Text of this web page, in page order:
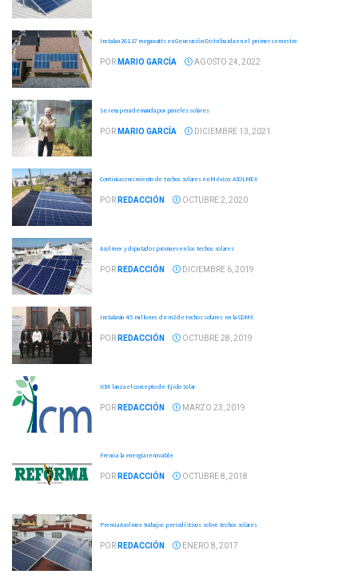
Instalan 261.17 megawatts en Generación Distribuida en el primer semestre
POR MARIO GARCÍA AGOSTO 24, 2022
Se recupera demanda por paneles solares
POR MARIO GARCÍA DICIEMBRE 13, 2021
Continúa crecimiento de techos solares en México: ASOLMEX
POR REDACCIÓN OCTUBRE 2, 2020
Asolmex y diputados promueven los techos solares
POR REDACCIÓN DICIEMBRE 6, 2019
Instalarán 4.5 millones de m2 de techos solares en la CDMX
POR REDACCIÓN OCTUBRE 28, 2019
ICM lanza el concepto de Ejido Solar
POR REDACCIÓN MARZO 23, 2019
Freno a la energía renovable
POR REDACCIÓN OCTUBRE 8, 2018
Premia Asolmex trabajos periodísticos sobre techos solares
POR REDACCIÓN ENERO 8, 2017